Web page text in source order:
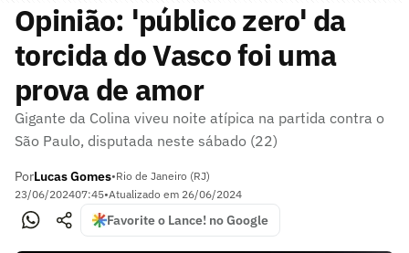
Opinião: 'público zero' da
torcida do Vasco foi uma
prova de amor
Gigante da Colina viveu noite atípica na partida contra o
São Paulo, disputada neste sábado (22)
PorLucas Gomes•Rio de Janeiro (RJ)
23/06/202407:45•Atualizado em 26/06/2024
Favorite o Lance! no Google